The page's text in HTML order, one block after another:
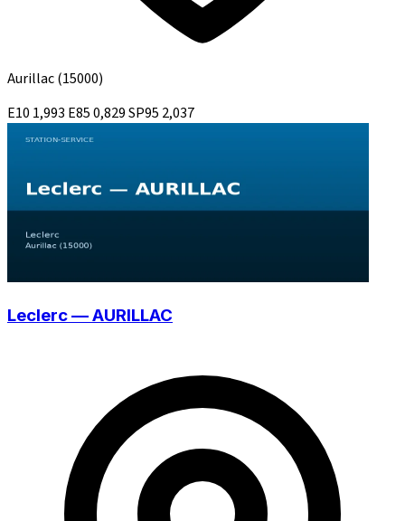
Aurillac(15000)
E10 1,993 E850,829SP95 2,037
Leclerc — AURILLAC